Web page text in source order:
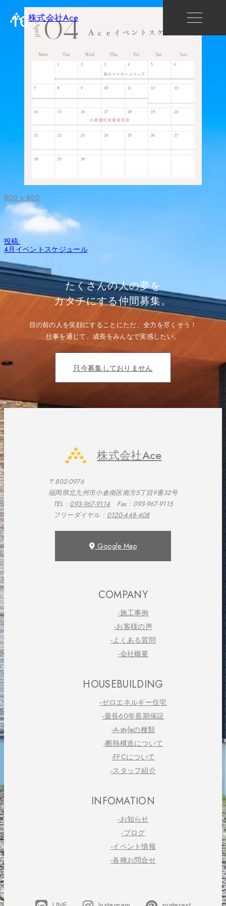
株式会社Ace
10
フ
ル
800 × 800
投
稿
ナ
ビ
ゲ
ー
シ
ョ
投稿:
4月イベントスケジュール
たくさんの人の夢を
カタチにする仲間募集。
目の前の人を笑顔にすることにただ、全力を尽くそう！
仕事を通じて、成長をみんなで実感したい。
只今募集しておりません
株式会社Ace
〒802-0976
福岡県北九州市小倉南区南方5丁目9番32号
TEL : 093-967-9114 Fax : 093-967-9115
フリーダイヤル : 0120-448-408
Google Map
COMPANY
-施工事例
-お客様の声
-よくある質問
-会社概要
HOUSEBUILDING
-ゼロエネルギー住宅
-最長60年長期保証
-A-styleの種類
-断熱構造について
-FFCについて
-スタッフ紹介
INFOMATION
-お知らせ
-ブログ
-イベント情報
-各種お問合せ